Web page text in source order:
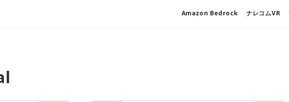
Amazon Bedrock ナレコムVR